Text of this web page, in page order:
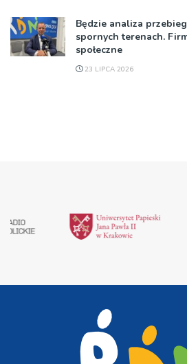
Będzie analiza
spornych terenach.
społeczne
23 LIPCA 2026